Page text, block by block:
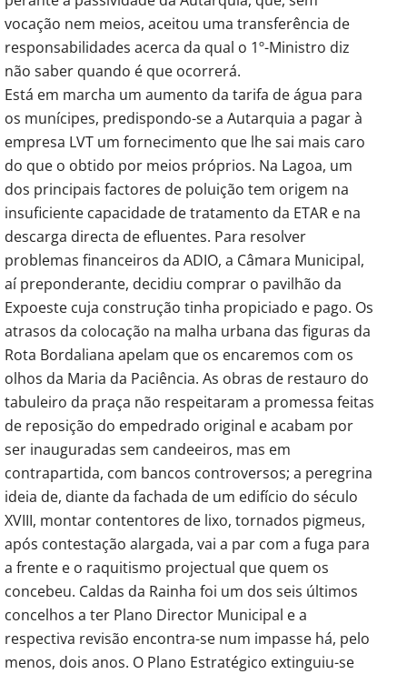
vocação nem meios, aceitou uma transferência de
responsabilidades acerca da qual o 1º-Ministro diz
não saber quando é que ocorrerá.
Está em marcha um aumento da tarifa de água para
os munícipes, predispondo-se a Autarquia a pagar à
empresa LVT um fornecimento que lhe sai mais caro
do que o obtido por meios próprios. Na Lagoa, um
dos principais factores de poluição tem origem na
insuficiente capacidade de tratamento da ETAR e na
descarga directa de efluentes. Para resolver
problemas financeiros da ADIO, a Câmara Municipal,
aí preponderante, decidiu comprar o pavilhão da
Expoeste cuja construção tinha propiciado e pago. Os
atrasos da colocação na malha urbana das figuras da
Rota Bordaliana apelam que os encaremos com os
olhos da Maria da Paciência. As obras de restauro do
tabuleiro da praça não respeitaram a promessa feitas
de reposição do empedrado original e acabam por
ser inauguradas sem candeeiros, mas em
contrapartida, com bancos controversos; a peregrina
ideia de, diante da fachada de um edifício do século
XVIII, montar contentores de lixo, tornados pigmeus,
após contestação alargada, vai a par com a fuga para
a frente e o raquitismo projectual que quem os
concebeu. Caldas da Rainha foi um dos seis últimos
concelhos a ter Plano Director Municipal e a
respectiva revisão encontra-se num impasse há, pelo
menos, dois anos. O Plano Estratégico extinguiu-se